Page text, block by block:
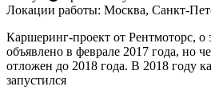
Локации работы: Москва, Санкт-
Каршеринг-проект от Рентмоторс, о
объявлено в феврале 2017 года, но
отложен до 2018 года. В 2018 году
запустился